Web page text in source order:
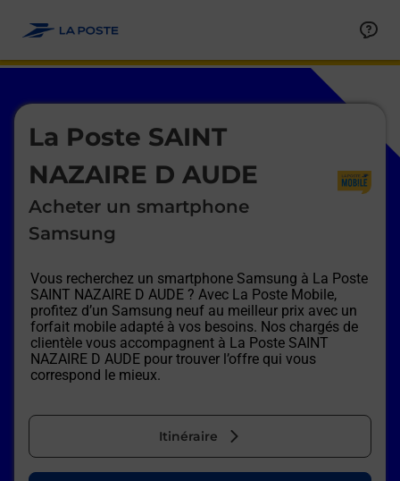
La Poste SAINT
NAZAIRE D AUDE
Acheter un smartphone
Samsung
Vous recherchez un smartphone Samsung à La Poste
SAINT NAZAIRE D AUDE ? Avec La Poste Mobile,
profitez d’un Samsung neuf au meilleur prix avec un
forfait mobile adapté à vos besoins. Nos chargés de
clientèle vous accompagnent à La Poste SAINT
NAZAIRE D AUDE pour trouver l’offre qui vous
correspond le mieux.
Itinéraire
Le lien s'ouvre dans un nouvel onglet